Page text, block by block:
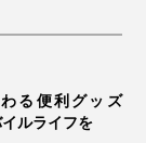
る便利グッズ
ルライフを